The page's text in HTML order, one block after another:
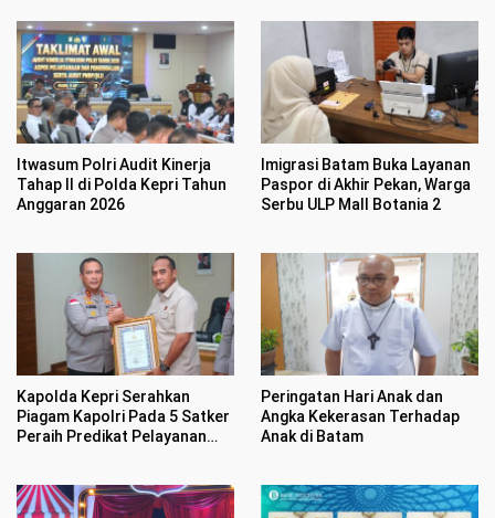
Itwasum Polri Audit Kinerja
Tahap II di Polda Kepri Tahun
Anggaran 2026
Imigrasi Batam Buka Layanan
Paspor di Akhir Pekan, Warga
Serbu ULP Mall Botania 2
Kapolda Kepri Serahkan
Piagam Kapolri Pada 5 Satker
Peraih Predikat Pelayanan
Peringatan Hari Anak dan
Angka Kekerasan Terhadap
Anak di Batam